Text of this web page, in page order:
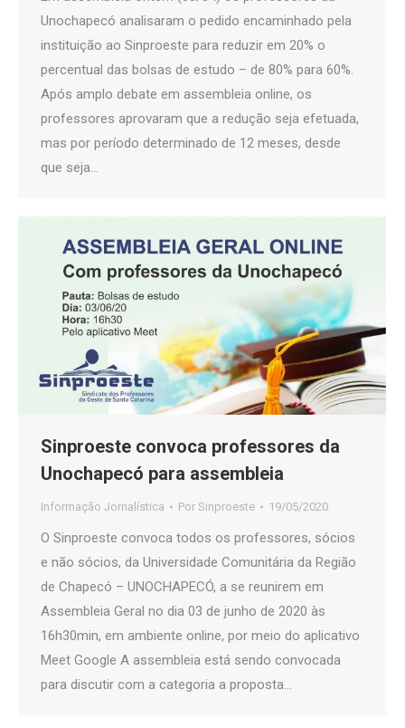
Unochapecó analisaram o pedido encaminhado pela
instituição ao Sinproeste para reduzir em 20% o
percentual das bolsas de estudo – de 80% para 60%.
Após amplo debate em assembleia online, os
professores aprovaram que a redução seja efetuada,
mas por período determinado de 12 meses, desde
que seja…
Sinproeste convoca professores da
Unochapecó para assembleia
Informação Jornalística Por Sinproeste 19/05/2020
O Sinproeste convoca todos os professores, sócios
e não sócios, da Universidade Comunitária da Região
de Chapecó – UNOCHAPECÓ, a se reunirem em
Assembleia Geral no dia 03 de junho de 2020 às
16h30min, em ambiente online, por meio do aplicativo
Meet Google A assembleia está sendo convocada
para discutir com a categoria a proposta…